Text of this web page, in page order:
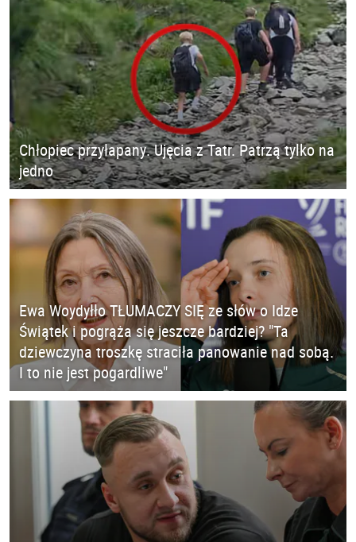
Chłopiec przyłapany. Ujęcia z Tatr. Patrzą tylko na
jedno
Ewa Woydyłło TŁUMACZY SIĘ ze słów o Idze
Świątek i pogrąża się jeszcze bardziej? "Ta
dziewczyna troszkę straciła panowanie nad sobą.
I to nie jest pogardliwe"